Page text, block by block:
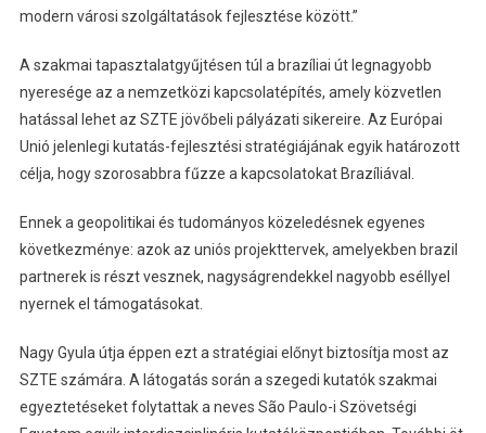
modern városi szolgáltatások fejlesztése között.”
A szakmai tapasztalatgyűjtésen túl a brazíliai út legnagyobb
nyeresége az a nemzetközi kapcsolatépítés, amely közvetlen
hatással lehet az SZTE jövőbeli pályázati sikereire. Az Európai
Unió jelenlegi kutatás-fejlesztési stratégiájának egyik határozott
célja, hogy szorosabbra fűzze a kapcsolatokat Brazíliával.
Ennek a geopolitikai és tudományos közeledésnek egyenes
következménye: azok az uniós projekttervek, amelyekben brazil
partnerek is részt vesznek, nagyságrendekkel nagyobb eséllyel
nyernek el támogatásokat.
Nagy Gyula útja éppen ezt a stratégiai előnyt biztosítja most az
SZTE számára. A látogatás során a szegedi kutatók szakmai
egyeztetéseket folytattak a neves São Paulo-i Szövetségi